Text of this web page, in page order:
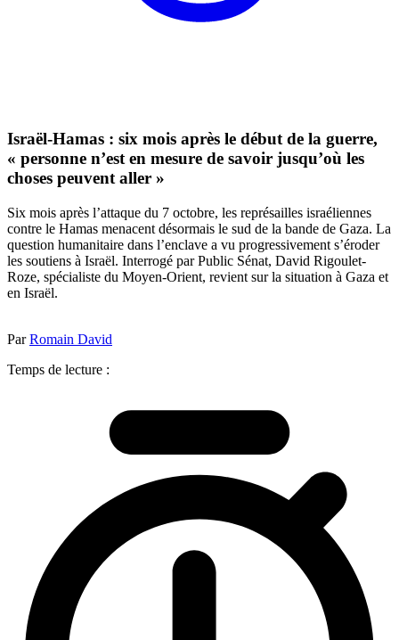
Israël-Hamas : six mois après le début de la guerre,
« personne n’est en mesure de savoir jusqu’où les
choses peuvent aller »
Six mois après l’attaque du 7 octobre, les représailles israéliennes
contre le Hamas menacent désormais le sud de la bande de Gaza. La
question humanitaire dans l’enclave a vu progressivement s’éroder
les soutiens à Israël. Interrogé par Public Sénat, David Rigoulet-
Roze, spécialiste du Moyen-Orient, revient sur la situation à Gaza et
en Israël.
ParRomain David
Temps de lecture :